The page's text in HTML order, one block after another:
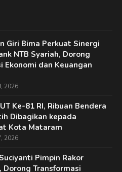
Giri Bima Perkuat Sinergi
NTB Syariah, Dorong
Ekonomi dan Keuangan
2026
Ke-81 RI, Ribuan Bendera
Dibagikan kepada
Kota Mataram
2026
Pimpin Rakor
Dorong Transformasi